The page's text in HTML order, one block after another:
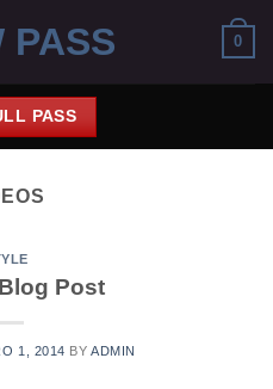
0
PASS
Post
1, 2014 BYADMIN